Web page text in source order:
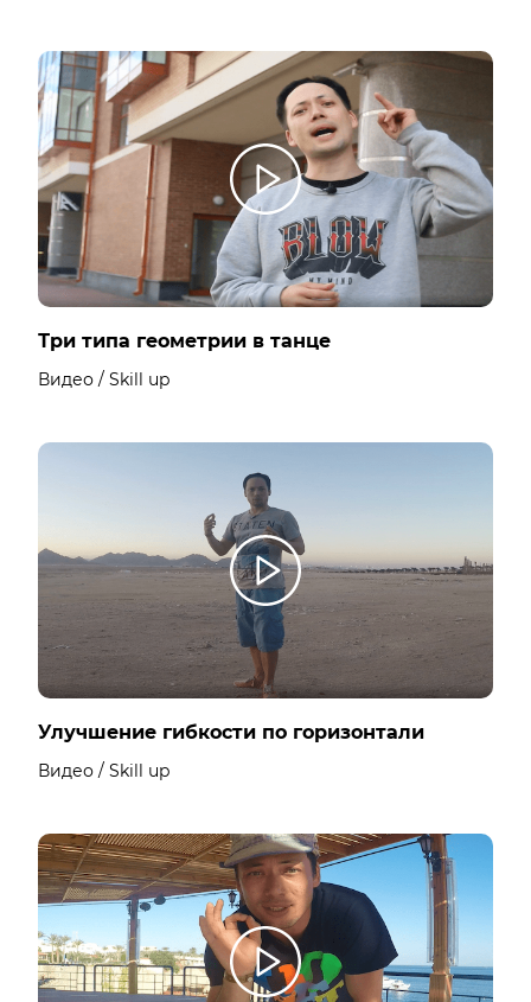
Три типа геометрии в танце
Видео / Skill up
Улучшение гибкости по горизонтали
Видео / Skill up